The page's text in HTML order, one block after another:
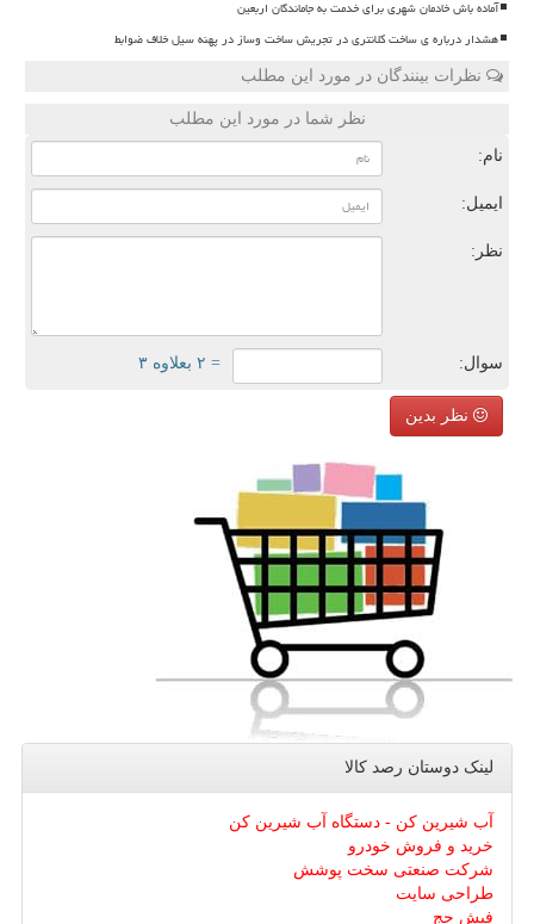
آماده باش خادمان شهری برای خدمت به جاماندگان اربعین
هشدار درباره ی ساخت کلانتری در تجریش ساخت وساز در پهنه سیل خلاف ضوابط
نظرات بینندگان در مورد این مطلب
نظر شما در مورد این مطلب
نام:
ایمیل:
نظر:
سوال: = ۲ بعلاوه ۳
نظر بدین
لینک دوستان رصد كالا
آب شیرین کن - دستگاه آب شیرین کن
خرید و فروش خودرو
شرکت صنعتی سخت پوشش
طراحی سایت
فیش حج